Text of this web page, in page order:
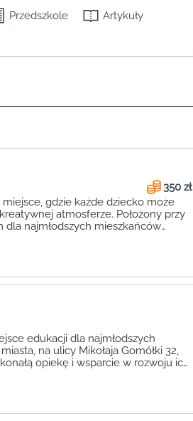
Przedszkole Artykuły
350 zł
gdzie każde dziecko może
atmosferze. Położony przy
dla najmłodszych mieszkańców
poziomie. Placówka Poziomka
gdzie maluchy mają możliwość
edukacji dla najmłodszych
na ulicy Mikołaja Gomółki 32,
opiekę i wsparcie w rozwoju ich
traktowane indywidualnie, z troską
umiejętności w przyjaznej